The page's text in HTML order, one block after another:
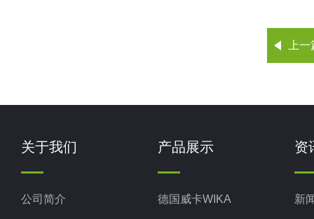
上
关于我们
公司简介
产品展示
德国威卡WIKA
资
新